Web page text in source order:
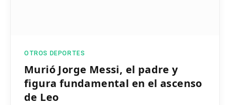
OTROS DEPORTES
Murió Jorge Messi, el padre y
figura fundamental en el ascenso
de Leo